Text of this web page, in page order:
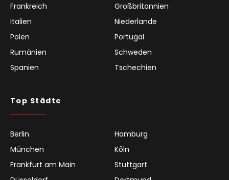
Frankreich
Großbritannien
Italien
Niederlande
Polen
Portugal
Rumänien
Schweden
Spanien
Tschechien
Top Städte
Berlin
Hamburg
München
Köln
Frankfurt am Main
Stuttgart